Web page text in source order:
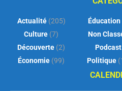
Actualité(205)
Culture (7)
Découverte (2)
Économie (99)
Éducation
Non
Podcast
Politique